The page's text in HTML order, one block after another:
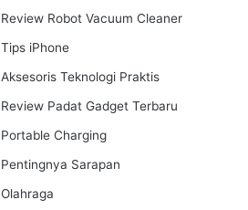
Review Robot Vacuum Cleaner
Tips iPhone
Aksesoris Teknologi Praktis
Review Padat Gadget Terbaru
Portable Charging
Pentingnya Sarapan
Olahraga